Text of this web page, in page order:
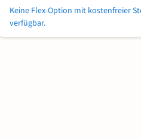
Keine Flex-Option mit kostenfreier
verfügbar.